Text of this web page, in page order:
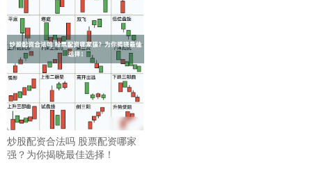
炒股配资合法吗 股票配资哪家
强？为你揭晓最佳选择！